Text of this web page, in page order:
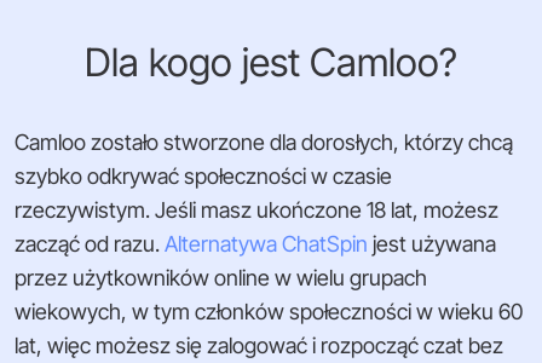
Dla kogo jest Camloo?
Camloo zostało stworzone dla dorosłych, którzy chcą
szybko odkrywać społeczności w czasie
rzeczywistym. Jeśli masz ukończone 18 lat, możesz
zacząć od razu.Alternatywa ChatSpin jest używana
przez użytkowników online w wielu grupach
wiekowych, w tym członków społeczności w wieku 60
lat, więc możesz się zalogować i rozpocząć czat bez